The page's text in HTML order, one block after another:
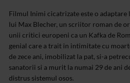
Filmul Inimi cicatrizate este o adaptare
lui Max Blecher, un scriitor roman de
unii critici europeni ca un Kafka de
genial care a trait in intimitate cu
de zece ani, imobilizat la pat, si-a
sanatorii si a murit la numai 29 de ani
distrus sistemul osos.